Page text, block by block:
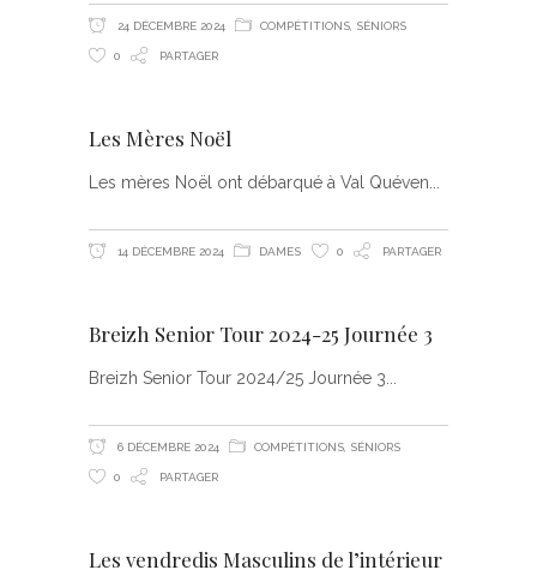
24 DÉCEMBRE 2024 COMPÉTITIONS SÉNIORS
0 PARTAGER
Les Mères Noël
Les mères Noël ont débarqué à Val Quéven
14 DÉCEMBRE 2024 DAMES 0 PARTAGER
Breizh Senior Tour 2024-25 Journée 3
Breizh Senior Tour 2024/25 Journée 3
6 DÉCEMBRE 2024 COMPÉTITIONS SÉNIORS
0 PARTAGER
Les vendredis Masculins de l’intérieur